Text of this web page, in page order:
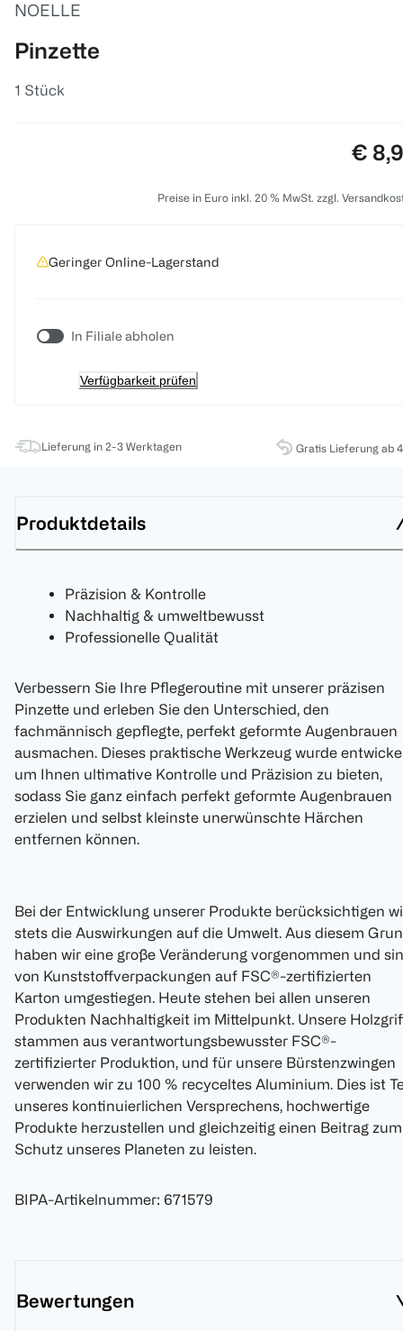
NOELLE
Pinzette
1 Stück
€
Preise in Euro inkl. 20 % MwSt. zzgl.
Geringer Online-Lagerstand
In Filiale abholen
Verfügbarkeit prüfen
Lieferung in 2-3 Werktagen Gratis Lieferung ab
Produktdetails
Präzision & Kontrolle
Nachhaltig & umweltbewusst
Professionelle Qualität
Verbessern Sie Ihre Pflegeroutine mit unserer präzisen
Pinzette und erleben Sie den Unterschied, den
fachmännisch gepflegte, perfekt geformte Augenbrauen
ausmachen. Dieses praktische Werkzeug wurde
um Ihnen ultimative Kontrolle und Präzision zu bieten,
sodass Sie ganz einfach perfekt geformte Augenbrauen
erzielen und selbst kleinste unerwünschte Härchen
entfernen können.
Bei der Entwicklung unserer Produkte berücksichtigen
stets die Auswirkungen auf die Umwelt. Aus diesem
haben wir eine große Veränderung vorgenommen und
von Kunststoffverpackungen auf FSC®-zertifizierten
Karton umgestiegen. Heute stehen bei allen unseren
Produkten Nachhaltigkeit im Mittelpunkt. Unsere
stammen aus verantwortungsbewusster FSC®-
zertifizierter Produktion, und für unsere Bürstenzwingen
verwenden wir zu 100 % recyceltes Aluminium. Dies ist
unseres kontinuierlichen Versprechens, hochwertige
Produkte herzustellen und gleichzeitig einen Beitrag zum
Schutz unseres Planeten zu leisten.
BIPA-Artikelnummer: 671579
Bewertungen